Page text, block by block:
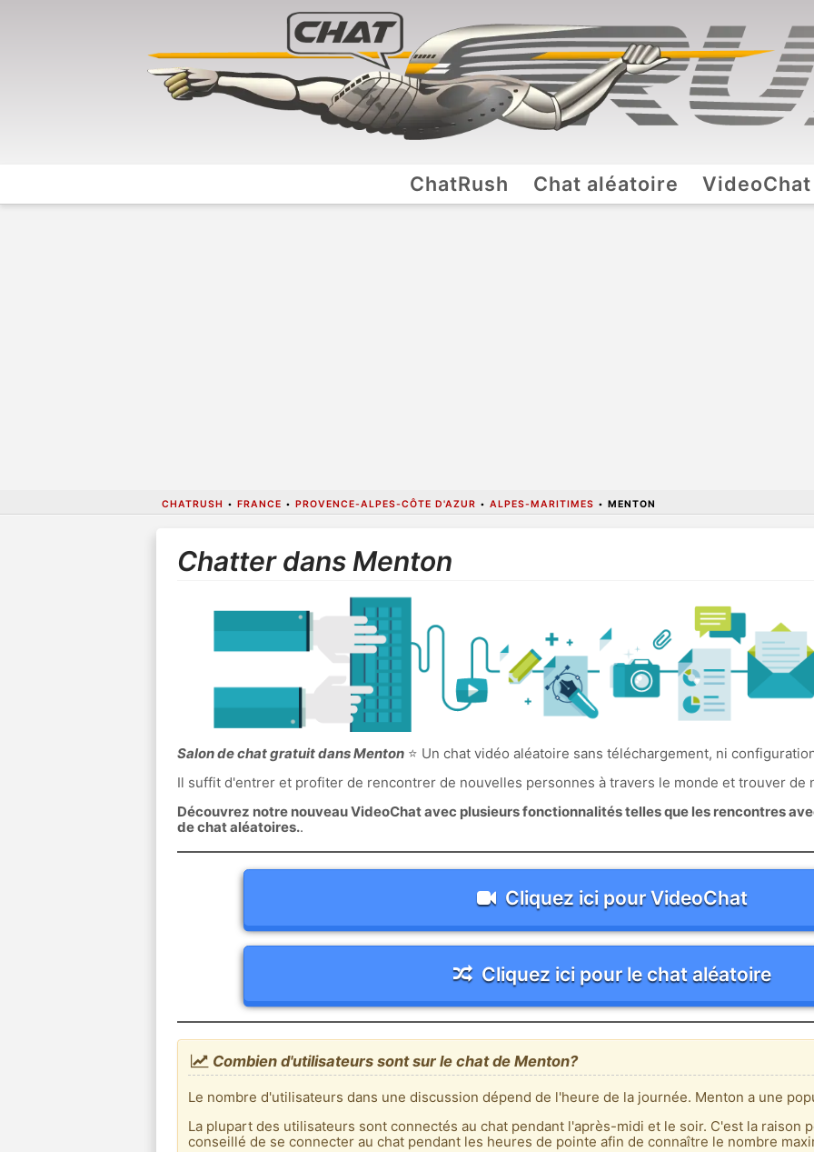
ChatRush Chat aléatoire VideoChat
CHATRUSH • FRANCE • PROVENCE-ALPES-CÔTE D'AZUR • ALPES-MARITIMES • MENTON
Chatter dans Menton
Salon de chat gratuit dans Menton⭐ Un chat vidéo aléatoire sans téléchargement, ni
Il suffit d'entrer et profiter de rencontrer de nouvelles personnes à travers le monde et trouver de
Découvrez notre nouveau VideoChat avec plusieurs fonctionnalités telles que les rencontres
de chat aléatoires..
Cliquez ici pour VideoChat
Cliquez ici pour le chat aléatoire
Combien d'utilisateurs sont sur le chat de Menton?
Le nombre d'utilisateurs dans une discussion dépend de l'heure de la journée. Menton a une
La plupart des utilisateurs sont connectés au chat pendant l'après-midi et le soir. C'est la raison
conseillé de se connecter au chat pendant les heures de pointe afin de connaître le nombre